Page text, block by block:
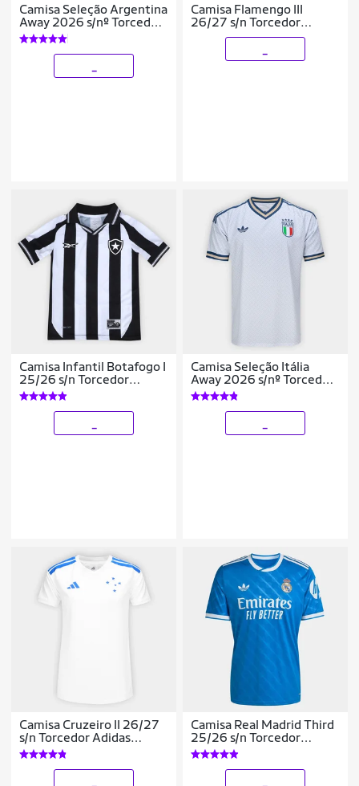
Camisa Seleção Argentina
Away 2026 s/nº Torcedor
Adidas Originals
Masculina
Camisa Flamengo III
26/27 s/n Torcedor
Adidas Masculina
Camisa Infantil Botafogo I
25/26 s/n Torcedor
Reebok
Camisa Seleção Itália
Away 2026 s/nº Torcedor
Adidas Originals
Masculina
Camisa Cruzeiro II 26/27
s/n Torcedor Adidas
Feminina
Camisa Real Madrid Third
25/26 s/n Torcedor
Adidas Masculina